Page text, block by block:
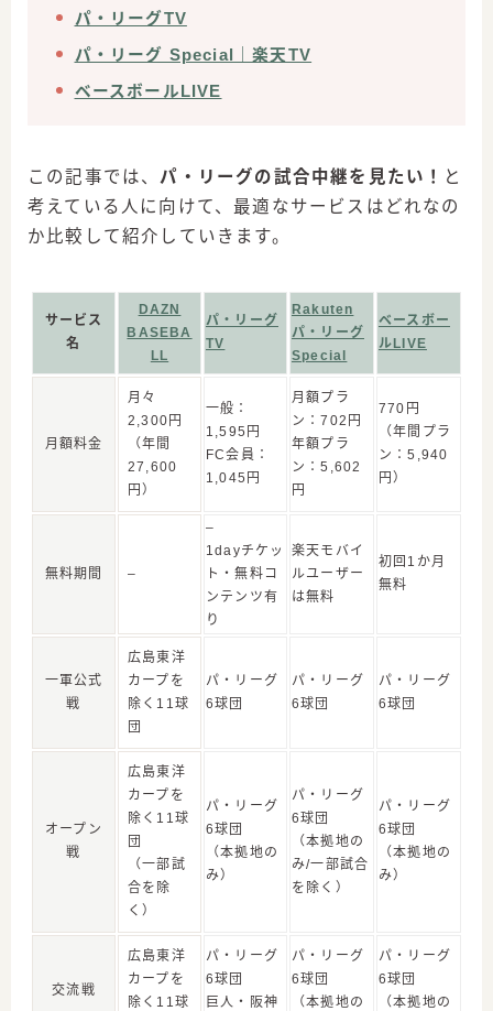
パ・リーグTV
パ・リーグ Special｜楽天TV
ベースボールLIVE
この記事では、 パ・リーグの試合中継を見たい！
と
考えている人に向けて、最適なサービスはどれなの
か比較して紹介していきます。
サービス
名
DAZN
BASEBA
LL
パ・リーグ
TV
Rakuten
パ・リーグ
Special
ベースボー
ルLIVE
月額料金
月々
2,300円
（年間
27,600
円）
一般：
1,595円
FC会員：
1,045円
月額プラ
ン：702円
年額プラ
ン：5,602
円
770円
（年間プラ
ン：5,940
円）
無料期間 –
–
1dayチケッ
ト・無料コ
ンテンツ有
り
楽天モバイ
ルユーザー
は無料
初回1か月
無料
一軍公式
戦
広島東洋
カープを
除く11球
団
パ・リーグ
6球団
パ・リーグ
6球団
パ・リーグ
6球団
オープン
戦
広島東洋
カープを
除く11球
団
（一部試
合を除
く）
パ・リーグ
6球団
（本拠地の
み）
パ・リーグ
6球団
（本拠地の
み/一部試合
を除く）
パ・リーグ
6球団
（本拠地の
み）
交流戦
広島東洋
カープを
除く11球
パ・リーグ
6球団
巨人・阪神
パ・リーグ
6球団
（本拠地の
パ・リーグ
6球団
（本拠地の